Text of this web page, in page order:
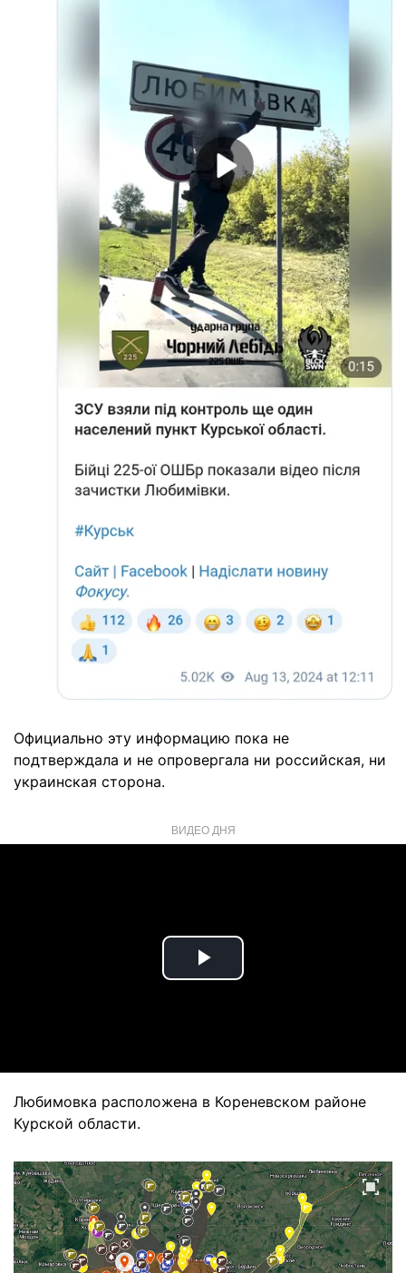
Официально эту информацию пока не
подтверждала и не опровергала ни российская, ни
украинская сторона.
ВИДЕО ДНЯ
Play
Любимовка расположена в Кореневском районе
Курской области.